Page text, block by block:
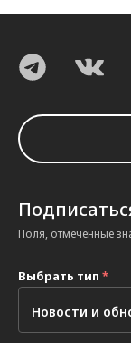
Поля, отмеченные
Выбрать тип *